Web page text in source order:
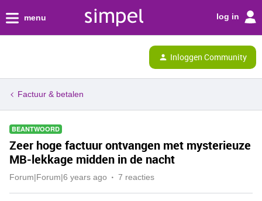
menu log in
Inloggen Community
Factuur & betalen
BEANTWOORD
Zeer hoge factuur ontvangen met mysterieuze
MB-lekkage midden in de nacht
Forum|Forum|6 years ago 7 reacties